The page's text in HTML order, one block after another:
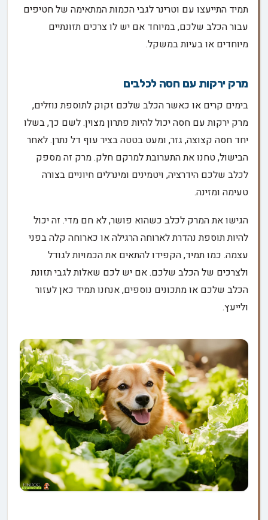
תמיד התייעצו עם וטרינר לגבי הכמות המתאימה של חטיפים
עבור הכלב שלכם, במיוחד אם יש לו צרכים תזונתיים
מיוחדים או בעיות במשקל.
מרק ירקות עם חסה לכלבים
בימים קרים או כאשר הכלב שלכם זקוק לתוספת נוזלים,
מרק ירקות עם חסה יכול להיות פתרון מצוין. לשם כך, בשלו
יחד חסה קצוצה, גזר, ומעט בטטה בציר עוף דל נתרן. לאחר
הבישול, טחנו את התערובת למרקם חלק. מרק זה מספק
לכלב שלכם הידרציה, ויטמינים ומינרלים חיוניים בצורה
טעימה ומזינה.
הגישו את המרק לכלב כשהוא פושר, לא חם מדי. זה יכול
להיות תוספת נהדרת לארוחה הרגילה או כארוחה קלה בפני
עצמה. כמו תמיד, הקפידו להתאים את הכמויות לגודל
ולצרכים של הכלב שלכם. אם יש לכם שאלות לגבי תזונת
הכלב שלכם או מתכונים נוספים, אנחנו תמיד כאן לעזור
ולייעץ.